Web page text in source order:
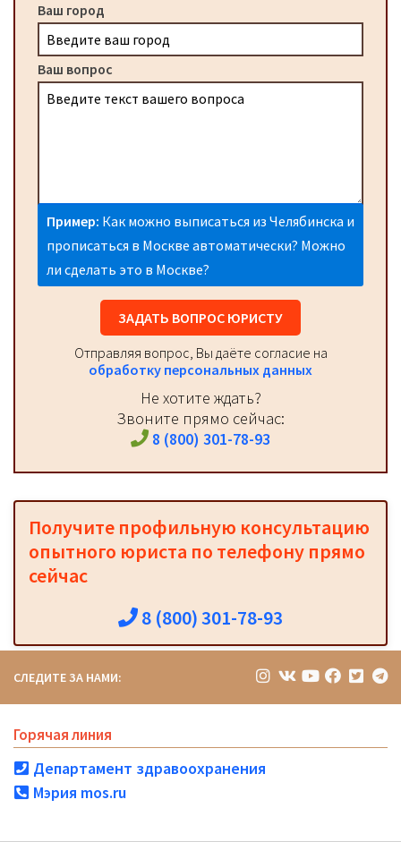
Ваш город
Ваш вопрос
Пример: Как можно выписаться из Челябинска и
прописаться в Москве автоматически? Можно
ли сделать это в Москве?
ЗАДАТЬ ВОПРОС ЮРИСТУ
Отправляя вопрос, Вы даёте согласие на
обработку персональных данных
Не хотите ждать?
Звоните прямо сейчас:
8 (800) 301-78-93
Получите профильную консультацию
опытного юриста по телефону прямо
сейчас
8 (800) 301-78-93
СЛЕДИТЕ ЗА НАМИ:
Горячая линия
Департамент здравоохранения
Мэрия mos.ru